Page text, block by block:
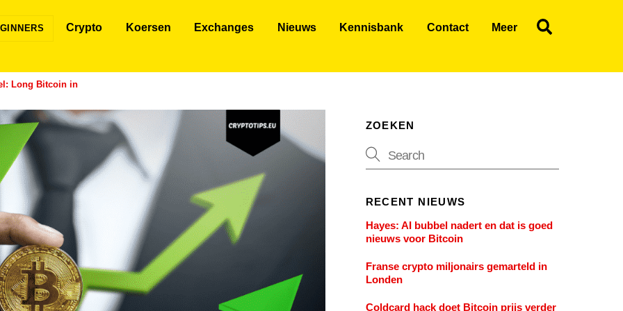
Crypto Koersen Exchanges Nieuws Kennisbank Contact Meer
Long Bitcoin in
ZOEKEN
RECENT NIEUWS
Hayes: AI bubbel nadert en dat is goed
nieuws voor Bitcoin
Franse crypto miljonairs gemarteld in
Londen
Coldcard hack doet Bitcoin prijs verder